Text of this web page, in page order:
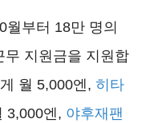
월부터 18만 명의
무 지원금을 지원합
월 5,000엔, 히타
3,000엔, 야후재팬